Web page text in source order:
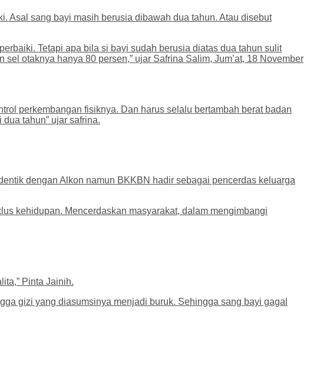
Asal sang bayi masih berusia dibawah dua tahun. Atau disebut
Tetapi apa bila si bayi sudah berusia diatas dua tahun sulit
otaknya hanya 80 persen,” ujar Safrina Salim, Jum’at, 18 November
perkembangan fisiknya. Dan harus selalu bertambah berat badan
tahun” ujar safrina.
dengan Alkon namun BKKBN hadir sebagai pencerdas keluarga
kehidupan. Mencerdaskan masyarakat, dalam mengimbangi
Pinta Jainih.
gizi yang diasumsinya menjadi buruk. Sehingga sang bayi gagal